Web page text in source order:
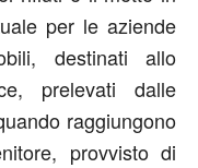
per le aziende
destinati allo
prelevati dalle
raggiungono
provvisto di